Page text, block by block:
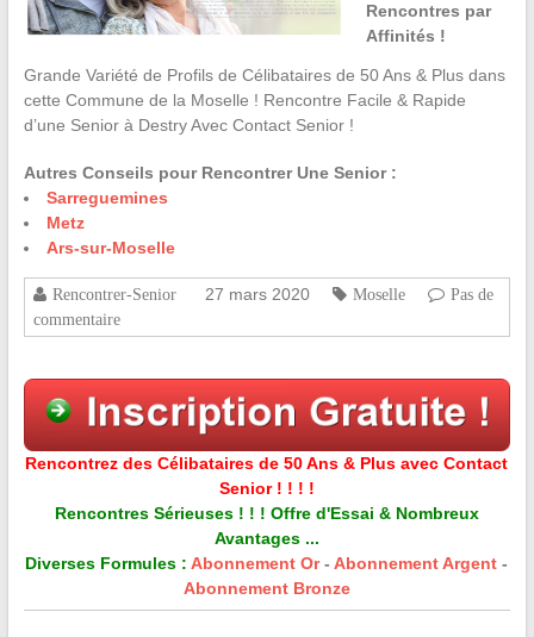
Rencontres par
Affinités !
Grande Variété de Profils de Célibataires de 50 Ans & Plus dans
cette Commune de la Moselle ! Rencontre Facile & Rapide
d’une Senior à Destry Avec Contact Senior !
Autres Conseils pour Rencontrer Une Senior :
Sarreguemines
Metz
Ars-sur-Moselle
Rencontrer-Senior 27 mars 2020 Moselle
Pas de
commentaire
Rencontrez des Célibataires de 50 Ans & Plus avec Contact
Senior ! ! ! !
Rencontres Sérieuses ! ! ! Offre d'Essai & Nombreux
Avantages ...
Diverses Formules : Abonnement Or-Abonnement Argent -
Abonnement Bronze